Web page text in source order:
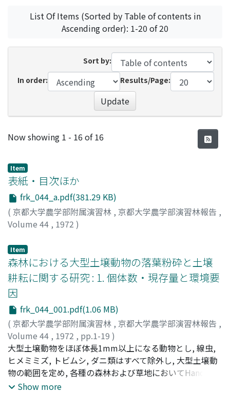
List Of Items (Sorted by Table of contents in
Ascending order): 1-20 of 20
Sort by:
In order:
Results/Page:
Update
Recent Submissions
Now showing 1 - 16 of 16
Item
表紙・目次ほか
frk_044_a.pdf(381.29 KB)
( 京都大学農学部附属演習林 , 京都大学農学部演習林報告 ,
Volume 44 , 1972 )
Item
森林における大型土壌動物の落葉粉砕と土壌
耕耘に関する研究 : 1. 個体数・現存量と環境要
因
frk_044_001.pdf(1.06 MB)
( 京都大学農学部附属演習林 , 京都大学農学部演習林報告 ,
Volume 44 , 1972 , pp.1-19 )
渡辺, 弘之;Watanabe, Hiroyuki;ワタナベ, ヒロユキ
大型土壌動物をほぼ体長1mm以上になる動物とし, 線虫,
ヒメミミズ, トビムシ, ダニ類はすべて除外し, 大型土壌動
物の範囲を定め, 各種の森林および草地においてHand
sorting法により50cm×50cmのクォドラートを数ヵ所設
Show more